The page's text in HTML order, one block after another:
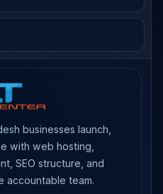
businesses launch,
with web hosting,
SEO structure, and
accountable team.